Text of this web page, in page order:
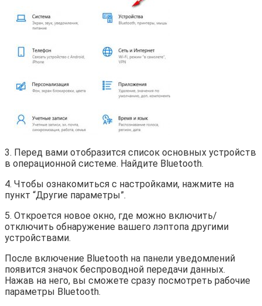
3. Перед вами отобразится список основных устройств
в операционной системе. Найдите Bluetooth.
4. Чтобы ознакомиться с настройками, нажмите на
пункт “Другие параметры”.
5. Откроется новое окно, где можно включить/
отключить обнаружение вашего лэптопа другими
устройствами.
После включение Bluetooth на панели уведомлений
появится значок беспроводной передачи данных.
Нажав на него, вы сможете сразу посмотреть рабочие
параметры Bluetooth.